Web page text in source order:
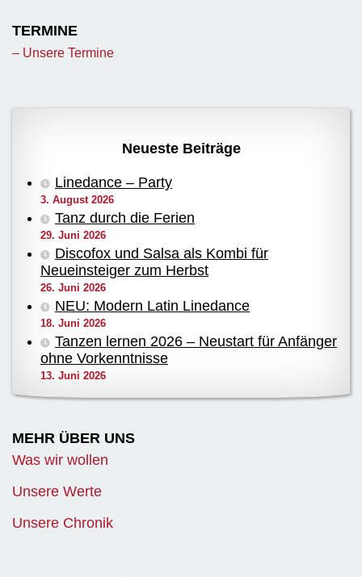
TERMINE
– Unsere Termine
Neueste Beiträge
Linedance – Party
3. August 2026
Tanz durch die Ferien
29. Juni 2026
Discofox und Salsa als Kombi für
Neueinsteiger zum Herbst
26. Juni 2026
NEU: Modern Latin Linedance
18. Juni 2026
Tanzen lernen 2026 – Neustart für Anfänger
ohne Vorkenntnisse
13. Juni 2026
MEHR ÜBER UNS
Was wir wollen
Unsere Werte
Unsere Chronik